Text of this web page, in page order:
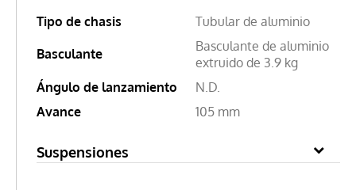
Tipo de chasis Tubular de aluminio
Basculante
Basculante de aluminio
extruido de 3.9 kg
Ángulo de lanzamiento
N.D.
Avance
105 mm
Suspensiones